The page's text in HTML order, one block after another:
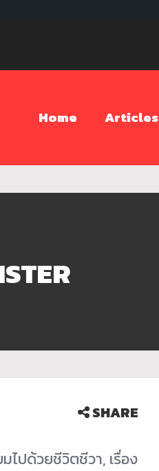
Home Articles
SHARE
ไปด้วยชีวิตชีวา, เรื่อง